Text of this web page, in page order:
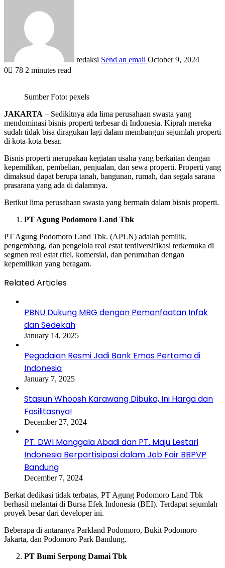
redaksi Send an email October 9, 2024
0
78 2 minutes read
Sumber Foto: pexels
JAKARTA – Sedikitnya ada lima perusahaan swasta yang
mendominasi bisnis properti terbesar di Indonesia. Kiprah mereka
sudah tidak bisa diragukan lagi dalam membangun sejumlah properti
di kota-kota besar.
Bisnis properti merupakan kegiatan usaha yang berkaitan dengan
kepemilikan, pembelian, penjualan, dan sewa properti. Properti yang
dimaksud dapat berupa tanah, bangunan, rumah, dan segala sarana
prasarana yang ada di dalamnya.
Berikut lima perusahaan swasta yang bermain dalam bisnis properti.
PT Agung Podomoro Land Tbk
PT Agung Podomoro Land Tbk. (APLN) adalah pemilik,
pengembang, dan pengelola real estat terdiversifikasi terkemuka di
segmen real estat ritel, komersial, dan perumahan dengan
kepemilikan yang beragam.
Related Articles
PBNU Dukung MBG dengan Pemanfaatan Infak
dan Sedekah
January 14, 2025
Pegadaian Resmi Jadi Bank Emas Pertama di
Indonesia
January 7, 2025
Stasiun Whoosh Karawang Dibuka, Ini Harga dan
Fasilitasnya!
December 27, 2024
PT. DWI Manggala Abadi dan PT. Maju Lestari
Indonesia Berpartisipasi dalam Job Fair BBPVP
Bandung
December 7, 2024
Berkat dedikasi tidak terbatas, PT Agung Podomoro Land Tbk
berhasil melantai di Bursa Efek Indonesia (BEI). Terdapat sejumlah
proyek besar dari developer ini.
Beberapa di antaranya Parkland Podomoro, Bukit Podomoro
Jakarta, dan Podomoro Park Bandung.
PT Bumi Serpong Damai Tbk